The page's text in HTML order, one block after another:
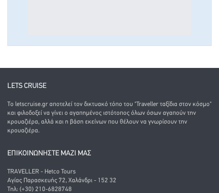
LETS CRUISE
Το letscruise.gr αποτελεί τον δικτυακό τόπο του "Traveller ταξίδια στον κόσμο"
και φιλοδοξεί να γίνει ο αγαπημένος ιστότοπος όλων όσων αγαπούν την
κρουαζιέρα, αλλά και η βάση εκείνων που θέλουν να γνωρίσουν την
κρουαζιέρα.
ΕΠΙΚΟΙΝΩΝΗΣΤΕ ΜΑΖΙ ΜΑΣ
TRAVELLER - Hetco Tours
Αγίας Παρασκευής 72, Χαλάνδρι - 152 32
Τηλ: (+30) 210-6828748